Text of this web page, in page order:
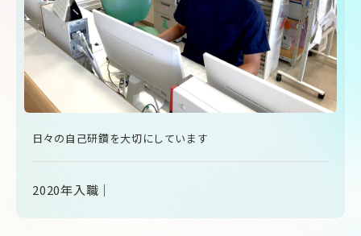
日々の自己研鑽を大切にしています
2020年入職｜